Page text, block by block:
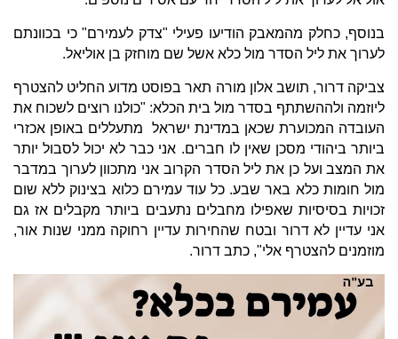
בנוסף, כחלק מהמאבק הודיעו פעילי "צדק לעמירם" כי בכוונתם
לערוך את ליל הסדר מול כלא אשל שם מוחזק בן אוליאל.
צביקה דרור, תושב אלון מורה תאר בפוסט מדוע החליט להצטרף
ליוזמה ולההשתתף בסדר מול בית הכלא: "כולנו רוצים לשכוח את
העובדה המכוערת שכאן במדינת ישראל מתעללים באופן אכזרי
ביותר ביהודי מסכן שאין לו חברים. אני כבר לא יכול לסבול יותר
את המצב ועל כן את ליל הסדר הקרוב אני מתכוון לערוך במדבר
מול חומות כלא באר שבע. כל עוד עמירם כלוא בצינוק ללא שום
זכויות בסיסיות שאפילו מחבלים נתעבים ביותר מקבלים אז גם
אני עדיין לא דרור ובטח שהחירות עדיין רחוקה ממני שנות אור,
מוזמנים להצטרף אלי", כתב דרור.